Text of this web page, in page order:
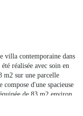
villa contemporaine dans
réalisée avec soin en
m2 sur une parcelle
d'une spacieuse
de 83 m2 environ,